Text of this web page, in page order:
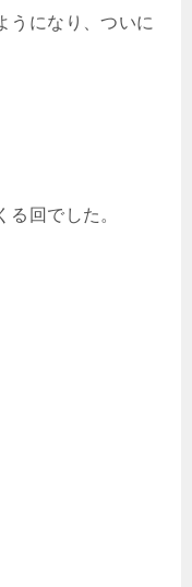
うになり、ついに
回でした。